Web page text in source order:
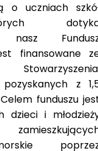
uczniach
nasz
finansowane
z
funduszu
dzieci i